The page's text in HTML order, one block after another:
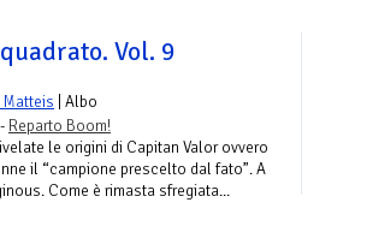
Vol. 9
Matteis | Albo
Reparto Boom!
le origini di Capitan Valor ovvero
il “campione prescelto dal fato”. A
Come è rimasta sfregiata...